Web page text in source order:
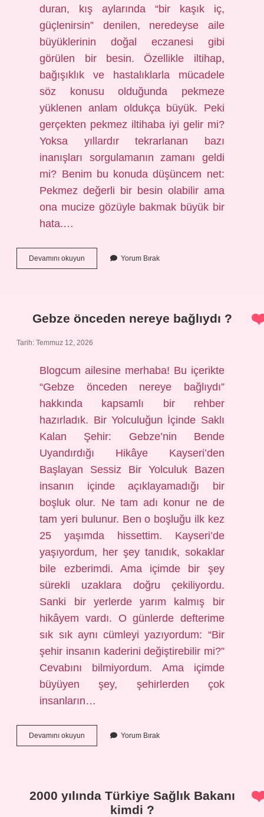
duran, kış aylarında “bir kaşık iç,
güçlenirsin” denilen, neredeyse aile
büyüklerinin doğal eczanesi gibi
görülen bir besin. Özellikle iltihap,
bağışıklık ve hastalıklarla mücadele
söz konusu olduğunda pekmeze
yüklenen anlam oldukça büyük. Peki
gerçekten pekmez iltihaba iyi gelir mi?
Yoksa yıllardır tekrarlanan bazı
inanışları sorgulamanın zamanı geldi
mi? Benim bu konuda düşüncem net:
Pekmez değerli bir besin olabilir ama
ona mucize gözüyle bakmak büyük bir
hata.…
Devamını okuyun
iltihaba
Yorum Bırak
Gebze önceden nereye bağlıydı ?
Tarih: Temmuz 12, 2026
Blogcum ailesine merhaba! Bu içerikte
“Gebze önceden nereye bağlıydı”
hakkında kapsamlı bir rehber
hazırladık. Bir Yolculuğun İçinde Saklı
Kalan Şehir: Gebze’nin Bende
Uyandırdığı Hikâye Kayseri’den
Başlayan Sessiz Bir Yolculuk Bazen
insanın içinde açıklayamadığı bir
boşluk olur. Ne tam adı konur ne de
tam yeri bulunur. Ben o boşluğu ilk kez
25 yaşımda hissettim. Kayseri’de
yaşıyordum, her şey tanıdık, sokaklar
bile ezberimdi. Ama içimde bir şey
sürekli uzaklara doğru çekiliyordu.
Sanki bir yerlerde yarım kalmış bir
hikâyem vardı. O günlerde defterime
sık sık aynı cümleyi yazıyordum: “Bir
şehir insanın kaderini değiştirebilir mi?”
Cevabını bilmiyordum. Ama içimde
büyüyen şey, şehirlerden çok
insanların…
Devamını okuyun
önceden
Yorum Bırak
2000 yılında Türkiye Sağlık Bakanı
kimdi ?